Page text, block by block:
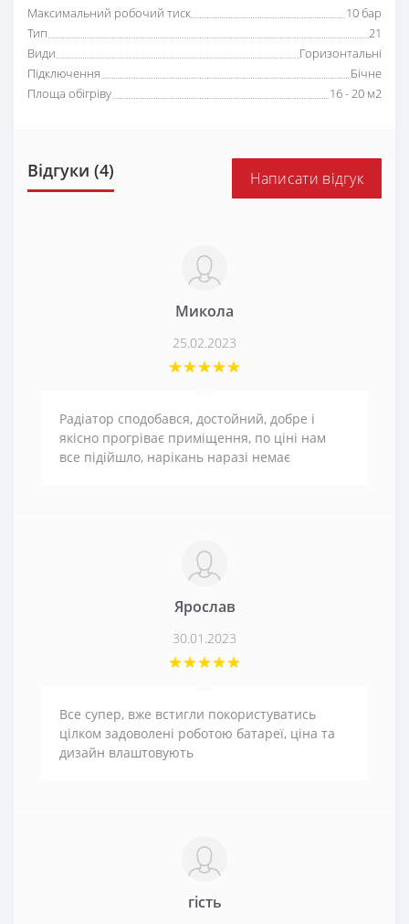
Максимальний робочий тиск
10 бар
Тип
21
Види
Горизонтальні
Підключення
Бічне
Площа обігріву
16 - 20 м2
Відгуки (4) Написати відгук
Микола
25.02.2023
Радіатор сподобався, достойний, добре і
якісно прогріває приміщення, по ціні нам
все підійшло, нарікань наразі немає
Ярослав
30.01.2023
Все супер, вже встигли покористуватись
цілком задоволені роботою батареї, ціна та
дизайн влаштовують
гість